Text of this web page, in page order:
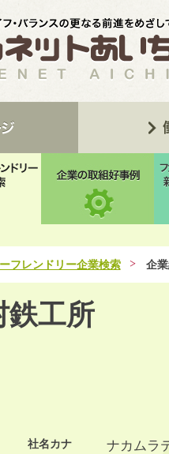
フレンドリー企業検索 企
鉄工所
社名カナ ナカムラ